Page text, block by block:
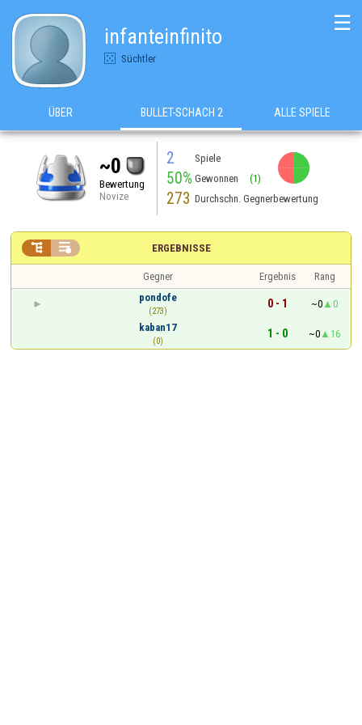
infanteinfinito
Süchtler
☰
ÜBER BULLET-SCHACH 2 ALLE SPIELE
~0
Bewertung
Novize
2 Spiele
50% Gewonnen (1)
273 Durchschn. Gegnerbewertung
ERGEBNISSE
 
Gegner Ergebnis
Rang
pondofe
(273)
0 - 1 ~0
0
kaban17
(0)
1 - 0 ~0 16